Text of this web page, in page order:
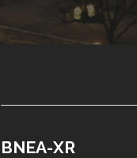
BNEA-XR